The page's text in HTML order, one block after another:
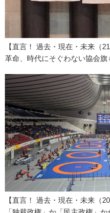
【直言！ 過去・現在・未来（
革命、時代にそぐわない協会旗
【直言！ 過去・現在・未来（